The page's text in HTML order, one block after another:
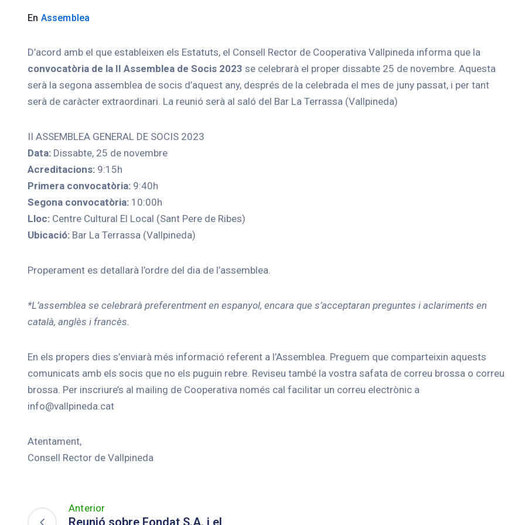
En Assemblea
D’acord amb el que estableixen els Estatuts, el Consell Rector de Cooperativa Vallpineda informa que la
convocatòria de la II Assemblea de Socis 2023 se celebrarà el proper dissabte 25 de novembre. Aquesta
serà la segona assemblea de socis d’aquest any, després de la celebrada el mes de juny passat, i per tant
serà de caràcter extraordinari. La reunió serà al saló del Bar La Terrassa (Vallpineda)
II ASSEMBLEA GENERAL DE SOCIS 2023
Data: Dissabte, 25 de novembre
Acreditacions: 9:15h
Primera convocatòria: 9:40h
Segona convocatòria: 10:00h
Lloc: Centre Cultural El Local (Sant Pere de Ribes)
Ubicació: Bar La Terrassa (Vallpineda)
Properament es detallarà l’ordre del dia de l’assemblea.
*L’assemblea se celebrarà preferentment en espanyol, encara que s’acceptaran preguntes i aclariments en
català, anglès i francès.
En els propers dies s’enviarà més informació referent a l’Assemblea. Preguem que comparteixin aquests
comunicats amb els socis que no els puguin rebre. Reviseu també la vostra safata de correu brossa o correu
brossa. Per inscriure’s al mailing de Cooperativa només cal facilitar un correu electrònic a
info@vallpineda.cat
Atentament,
Consell Rector de Vallpineda
Anterior
Reunió sobre Fondat S.A. i el